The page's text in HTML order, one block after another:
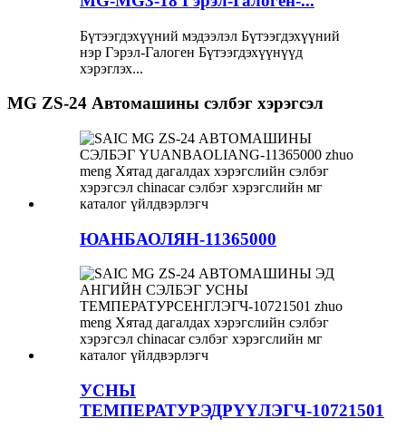
Бүтээгдэхүүний мэдээлэл Бүтээгдэхүүний
нэр Гэрэл-Галоген Бүтээгдэхүүнүүд
хэрэглэх...
MG ZS-24 Автомашины сэлбэг хэрэгсэл
ЮАНБАОЛЯН-11365000
УСНЫ
ТЕМПЕРАТУРЭДРҮҮЛЭГЧ-10721501